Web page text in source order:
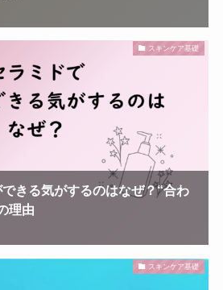
スキンケア基礎
きる気がするのはなぜ？“合わ
理由
スキンケア基礎